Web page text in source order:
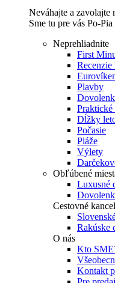
Neváhajte a zavolajte
Sme tu pre vás Po-Pia
Neprehliadnite
First
Recenzie
Plavby
Dĺžky
Počasie
Pláže
Výlety
Obľúbené
Luxusné
Cestovné
Rakúske
O nás
Kto
Kontakt